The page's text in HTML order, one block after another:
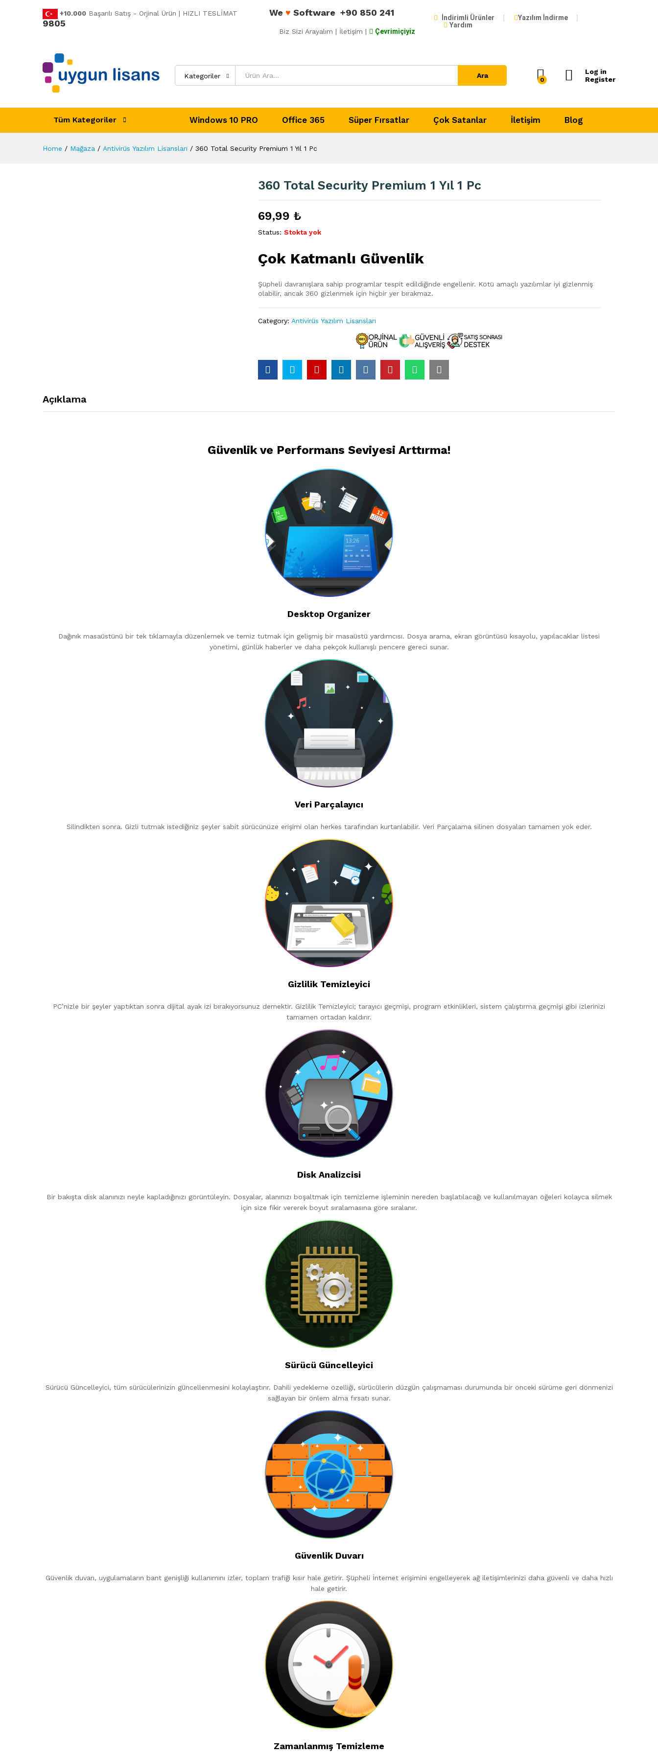
+10.000 Başarılı Satış - Orjinal Ürün | HIZLI TESLİMAT We ♥ Software +90 850 241
9805
Biz Sizi Arayalım | İletişim | Çevrimiçiyiz
İndirimli Ürünler
Yazılım İndirme
Yardım
Kategoriler Ara
0
Log in
Register
Tüm Kategoriler Windows 10 PRO Office 365 Süper Fırsatlar Çok Satanlar İletişim Blog
Home / Mağaza / Antivirüs Yazılım Lisansları / 360 Total Security Premium 1 Yıl 1 Pc
360 Total Security Premium 1 Yıl 1 Pc
69,99 ₺
Status: Stokta yok
Çok Katmanlı Güvenlik
Şüpheli davranışlara sahip programlar tespit edildiğinde engellenir. Kötü amaçlı yazılımlar iyi gizlenmiş
olabilir, ancak 360 gizlenmek için hiçbir yer bırakmaz.
Category: Antivirüs Yazılım Lisansları
Açıklama
Güvenlik ve Performans Seviyesi Arttırma!
Desktop Organizer
Dağınık masaüstünü bir tek tıklamayla düzenlemek ve temiz tutmak için gelişmiş bir masaüstü yardımcısı. Dosya arama, ekran görüntüsü kısayolu, yapılacaklar listesi
yönetimi, günlük haberler ve daha pekçok kullanışlı pencere gereci sunar.
Veri Parçalayıcı
Silindikten sonra. Gizli tutmak istediğiniz şeyler sabit sürücünüze erişimi olan herkes tarafından kurtarılabilir. Veri Parçalama silinen dosyaları tamamen yok eder.
Gizlilik Temizleyici
PC’nizle bir şeyler yaptıktan sonra dijital ayak izi bırakıyorsunuz demektir. Gizlilik Temizleyici; tarayıcı geçmişi, program etkinlikleri, sistem çalıştırma geçmişi gibi izlerinizi
tamamen ortadan kaldırır.
Disk Analizcisi
Bir bakışta disk alanınızı neyle kapladığınızı görüntüleyin. Dosyalar, alanınızı boşaltmak için temizleme işleminin nereden başlatılacağı ve kullanılmayan öğeleri kolayca silmek
için size fikir vererek boyut sıralamasına göre sıralanır.
Sürücü Güncelleyici
Sürücü Güncelleyici, tüm sürücülerinizin güncellenmesini kolaylaştırır. Dahili yedekleme özelliği, sürücülerin düzgün çalışmaması durumunda bir önceki sürüme geri dönmenizi
sağlayan bir önlem alma fırsatı sunar.
Güvenlik Duvarı
Güvenlik duvarı, uygulamaların bant genişliği kullanımını izler, toplam trafiği kısır hale getirir. Şüpheli İnternet erişimini engelleyerek ağ iletişimlerinizi daha güvenli ve daha hızlı
hale getirir.
Zamanlanmış Temizleme
360 Total Security Premium 1 Yıl 1 Pc